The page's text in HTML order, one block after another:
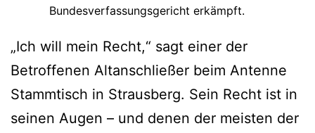
Bundesverfassungsgericht erkämpft.
„Ich will mein Recht,“ sagt einer der
Betroffenen Altanschließer beim Antenne
Stammtisch in Strausberg. Sein Recht ist in
seinen Augen – und denen der meisten der